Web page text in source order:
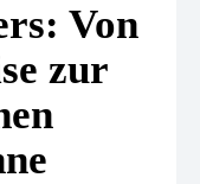
Von
zur